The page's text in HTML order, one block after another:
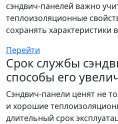
сэндвич-панелей важно
теплоизоляционные
сохранять характеристики
Перейти
Срок службы
способы его
Сэндвич-панели ценят не
и хорошие
длительный срок